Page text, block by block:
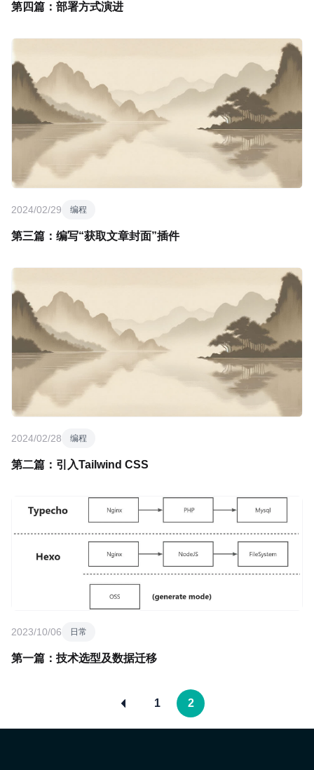
第四篇：部署方式演进
2024/02/29 编程
第三篇：编写“获取文章封面”插件
2024/02/28 编程
第二篇：引入Tailwind CSS
2023/10/06 日常
第一篇：技术选型及数据迁移
1 2